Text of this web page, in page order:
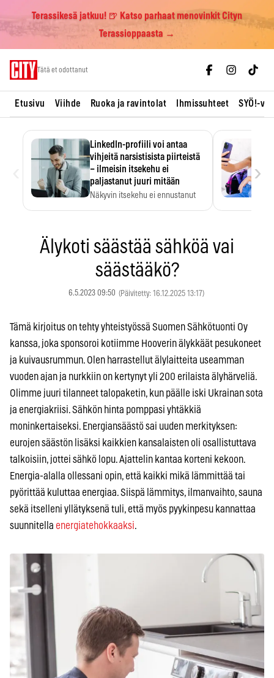
Terassikesä jatkuu! 🍺 Katso parhaat menovinkit Cityn
Terassioppaasta →
Tätä et odottanut
Etusivu Viihde Ruoka ja ravintolat Ihmissuhteet SYÖ!-
LinkedIn-profiili voi antaa
vihjeitä narsistisista piirteistä
– ilmeisin itsekehu ei
paljastanut juuri mitään
Näkyvin itsekehu ei ennustanut
›
Älykoti säästää sähköä vai
säästääkö?
6.5.2023 09:50 (Päivitetty: 16.12.2025 13:17)
Tämä kirjoitus on tehty yhteistyössä Suomen Sähkötuonti Oy
kanssa, joka sponsoroi kotiimme Hooverin älykkäät pesukoneet
ja kuivausrummun. Olen harrastellut älylaitteita useamman
vuoden ajan ja nurkkiin on kertynyt yli 200 erilaista älyhärveliä.
Olimme juuri tilanneet talopaketin, kun päälle iski Ukrainan sota
ja energiakriisi. Sähkön hinta pomppasi yhtäkkiä
moninkertaiseksi. Energiansäästö sai uuden merkityksen:
eurojen säästön lisäksi kaikkien kansalaisten oli osallistuttava
talkoisiin, jottei sähkö lopu. Ajattelin kantaa korteni kekoon.
Energia-alalla ollessani opin, että kaikki mikä lämmittää tai
pyörittää kuluttaa energiaa. Siispä lämmitys, ilmanvaihto, sauna
sekä itselleni yllätyksenä tuli, että myös pyykinpesu kannattaa
suunnitella energiatehokkaaksi.